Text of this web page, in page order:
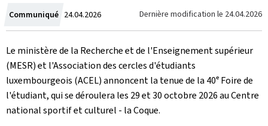
Communiqué Crée
le
24.04.2026 Dernière modification le 24.04.2026
Le ministère de la Recherche et de l'Enseignement supérieur
(MESR) et l'Association des cercles d'étudiants
luxembourgeois (ACEL) annoncent la tenue de la 40ᵉ Foire de
l'étudiant, qui se déroulera les 29 et 30 octobre 2026 au Centre
national sportif et culturel - la Coque.